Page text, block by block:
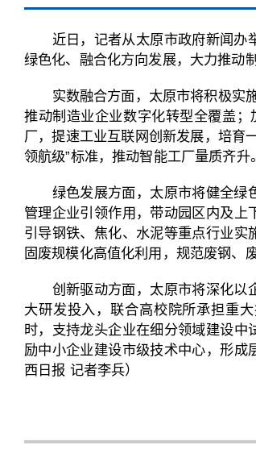
近日，记者从太原市政府新闻办
绿色化、融合化方向发展，大力推动
实数融合方面，太原市将积极实
推动制造业企业数字化转型全覆盖
厂，提速工业互联网创新发展，培育
领航级”标准，推动智能工厂量质齐升。
绿色发展方面，太原市将健全绿
管理企业引领作用，带动园区内及上
引导钢铁、焦化、水泥等重点行业实
固废规模化高值化利用，规范废钢、
创新驱动方面，太原市将深化以
大研发投入，联合高校院所承担重
时，支持龙头企业在细分领域建设
励中小企业建设市级技术中心，形成
西日报 记者李兵）